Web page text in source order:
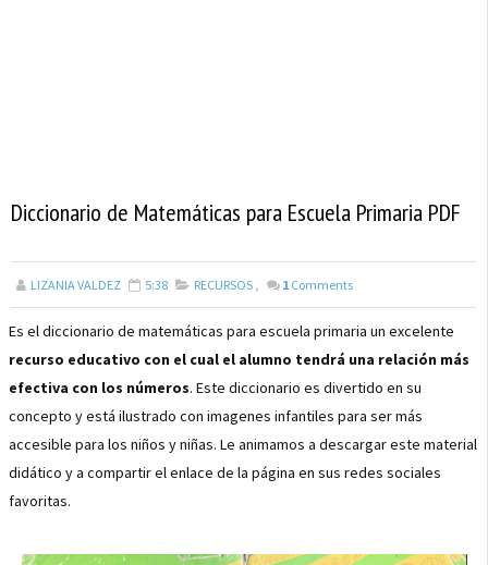
Diccionario de Matemáticas para Escuela Primaria PDF
LIZANIA VALDEZ 5:38 RECURSOS , 1 Comments
Es el diccionario de matemáticas para escuela primaria un excelente
recurso educativo con el cual el alumno tendrá una relación más
efectiva con los números. Este diccionario es divertido en su
concepto y está ilustrado con imagenes infantiles para ser más
accesible para los niños y niñas. Le animamos a descargar este material
didático y a compartir el enlace de la página en sus redes sociales
favoritas.